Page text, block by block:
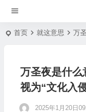
首页 就这意思 万
万圣夜是什么
视为“文化入
2025年1月20日